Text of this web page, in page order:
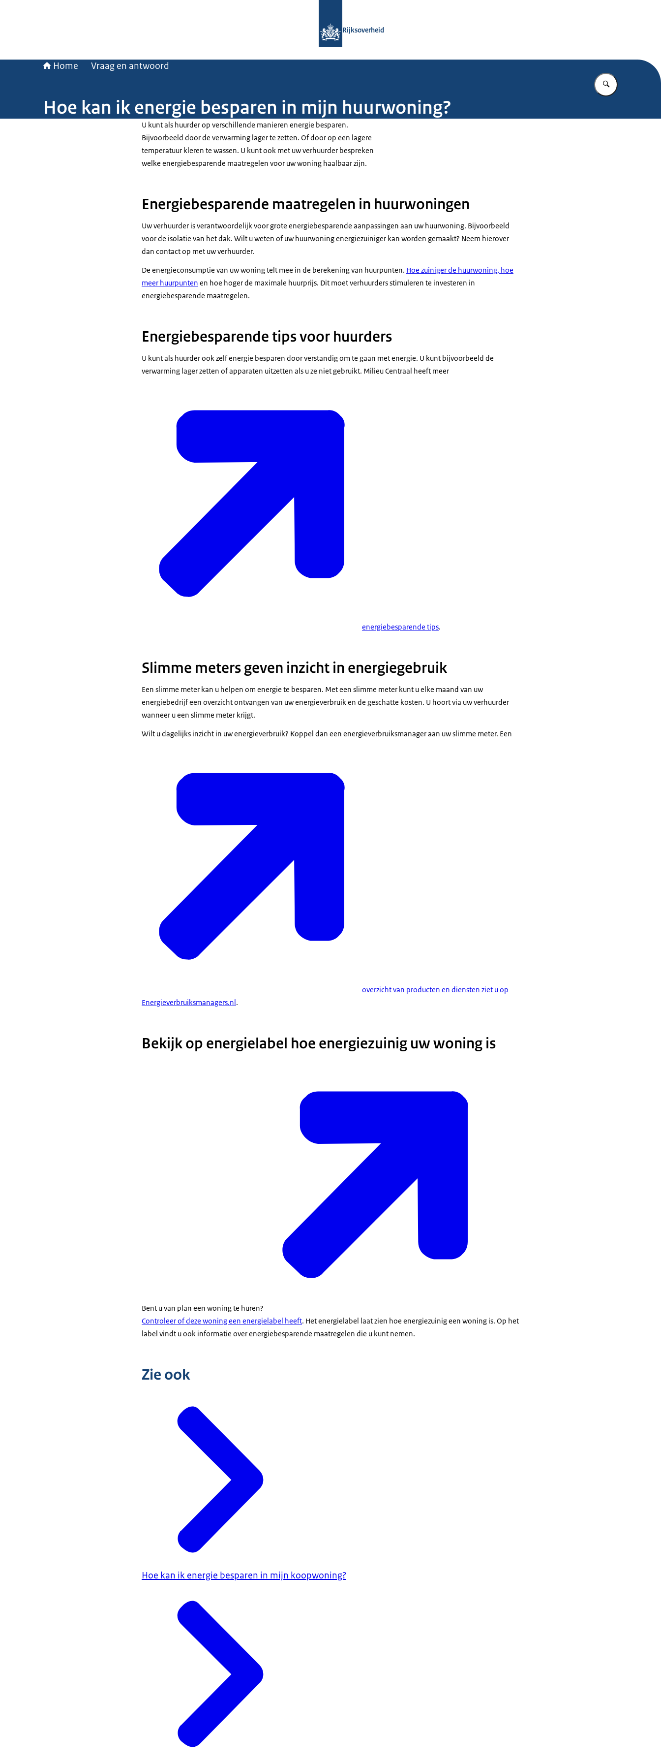
Rijksoverheid
Home Vraag en antwoord
Vul in wat u
Hoe kan ik energie besparen in mijn huurwoning?
U kunt als huurder op verschillende manieren energie besparen.
Bijvoorbeeld door de verwarming lager te zetten. Of door op een lagere
temperatuur kleren te wassen. U kunt ook met uw verhuurder bespreken
welke energiebesparende maatregelen voor uw woning haalbaar zijn.
Energiebesparende maatregelen in huurwoningen
Uw verhuurder is verantwoordelijk voor grote energiebesparende aanpassingen aan uw huurwoning. Bijvoorbeeld
voor de isolatie van het dak. Wilt u weten of uw huurwoning energiezuiniger kan worden gemaakt? Neem hierover
dan contact op met uw verhuurder.
De energieconsumptie van uw woning telt mee in de berekening van huurpunten. Hoe zuiniger de huurwoning, hoe
meer huurpunten en hoe hoger de maximale huurprijs. Dit moet verhuurders stimuleren te investeren in
energiebesparende maatregelen.
Energiebesparende tips voor huurders
U kunt als huurder ook zelf energie besparen door verstandig om te gaan met energie. U kunt bijvoorbeeld de
verwarming lager zetten of apparaten uitzetten als u ze niet gebruikt. Milieu Centraal heeft meer
energiebesparende tips.
Slimme meters geven inzicht in energiegebruik
Een slimme meter kan u helpen om energie te besparen. Met een slimme meter kunt u elke maand van uw
energiebedrijf een overzicht ontvangen van uw energieverbruik en de geschatte kosten. U hoort via uw verhuurder
wanneer u een slimme meter krijgt.
Wilt u dagelijks inzicht in uw energieverbruik? Koppel dan een energieverbruiksmanager aan uw slimme meter. Een
overzicht van producten en diensten ziet u op
Energieverbruiksmanagers.nl.
Bekijk op energielabel hoe energiezuinig uw woning is
Bent u van plan een woning te huren?
Controleer of deze woning een energielabel heeft. Het energielabel laat zien hoe energiezuinig een woning is. Op het
label vindt u ook informatie over energiebesparende maatregelen die u kunt nemen.
Zie ook
Hoe kan ik energie besparen in mijn koopwoning?